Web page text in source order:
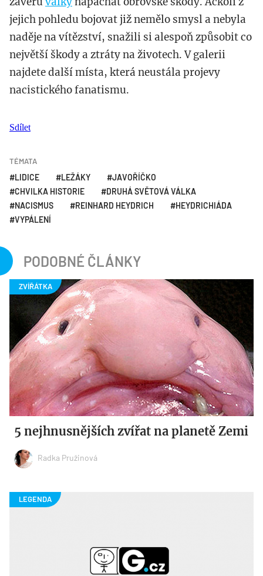
jejich pohledu bojovat již nemělo smysl a nebyla
naděje na vítězství, snažili si alespoň způsobit co
největší škody a ztráty na životech. V galerii
najdete další místa, která neustála projevy
nacistického fanatismu.
Sdílet
TÉMATA
LIDICE LEŽÁKY
JAVOŘÍČKO
CHVILKA HISTORIE
DRUHÁ SVĚTOVÁ VÁLKA
NACISMUS
REINHARD HEYDRICH
HEYDRICHIÁDA
VYPÁLENÍ
PODOBNÉ ČLÁNKY
5 nejhnusnějších zvířat na planetě Zemi
Radka Pružinová